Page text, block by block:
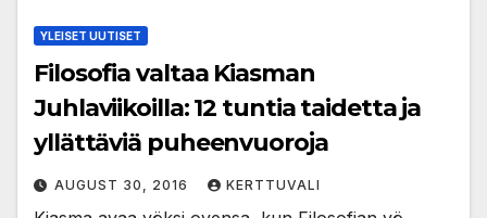
YLEISET UUTISET
Filosofia valtaa Kiasman
Juhlaviikoilla: 12 tuntia taidetta ja
yllättäviä puheenvuoroja
AUGUST 30, 2016 KERTTUVALI